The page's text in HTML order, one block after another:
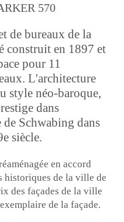
570
de bureaux de la
construit en 1897 et
pour 11
L'architecture
style néo-baroque,
dans
Schwabing dans
siècle.
en accord
historiques de la ville de
des façades de la ville
de la façade.